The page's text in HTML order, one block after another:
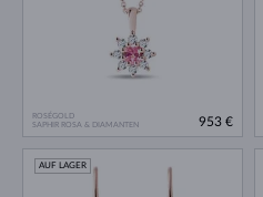
ROSÉGOLD
SAPHIR ROSA & DIAMANTEN
953 €
AUF LAGER